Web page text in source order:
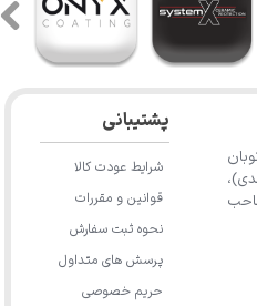
پشتیبانی
شرایط عودت کالا
قوانین و مقررات
نحوه ثبت سفارش
پرسش های متداول
حریم خصوصی